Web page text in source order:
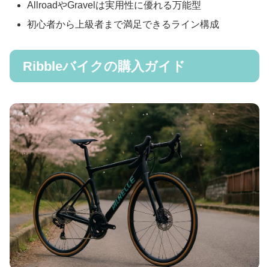
AllroadやGravelは実用性に優れる万能型
初心者から上級者まで満足できるライン構成
Ribbleバイクの購入ガイド